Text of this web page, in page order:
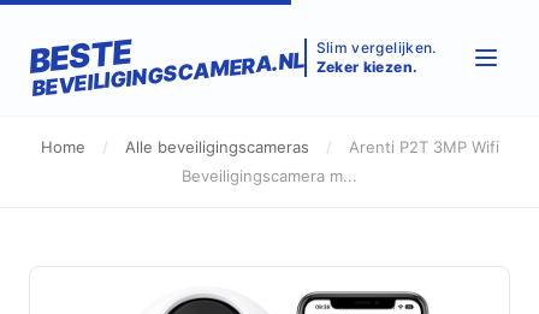
BESTE
BEVEILIGINGSCAMERA.NL Slim vergelijken.
Zeker kiezen.
Home / Alle beveiligingscameras /
Arenti P2T 3MP Wifi
Beveiligingscamera m...